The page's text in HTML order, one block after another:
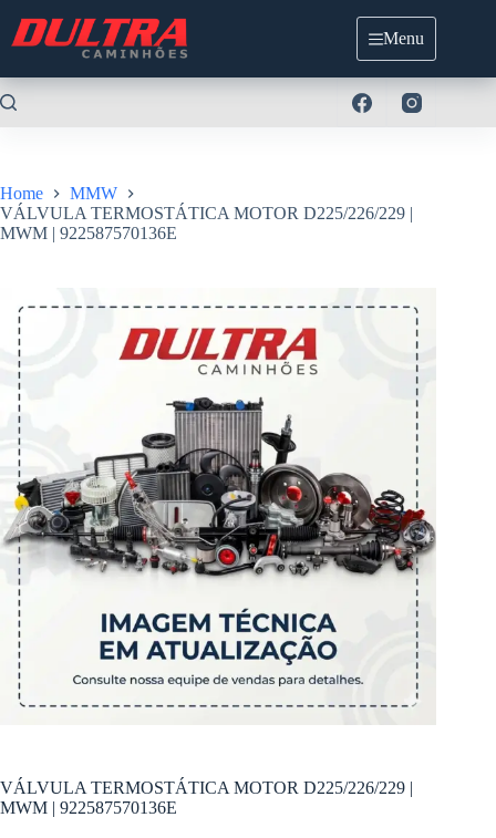
para
Menu
Home
MMW
VÁLVULA TERMOSTÁTICA MOTOR D225/226/229 |
MWM | 922587570136E
VÁLVULA TERMOSTÁTICA MOTOR D225/226/229 |
MWM | 922587570136E